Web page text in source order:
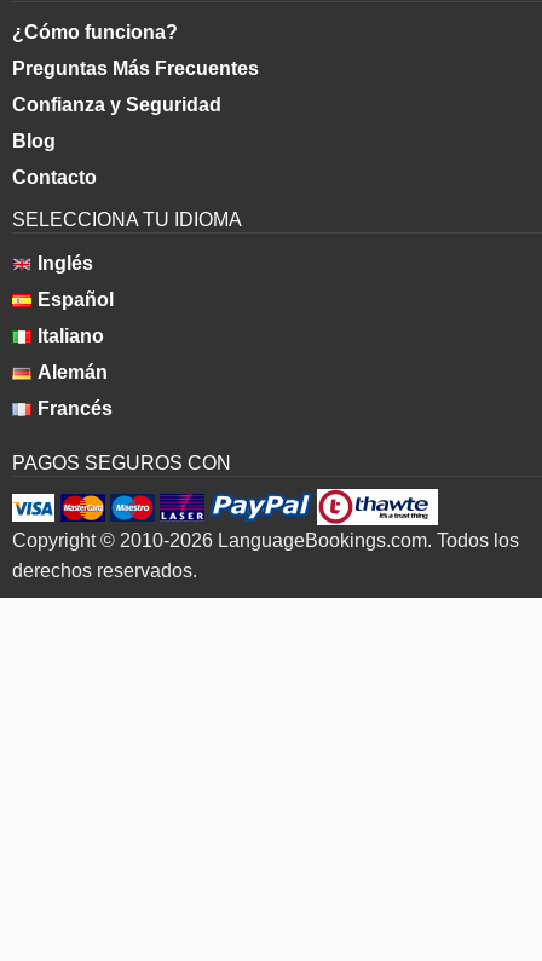
¿Cómo funciona?
Preguntas Más Frecuentes
Confianza y Seguridad
Blog
Contacto
SELECCIONA TU IDIOMA
Inglés
Español
Italiano
Alemán
Francés
PAGOS SEGUROS CON
Copyright © 2010-2026 LanguageBookings.com. Todos los
derechos reservados.